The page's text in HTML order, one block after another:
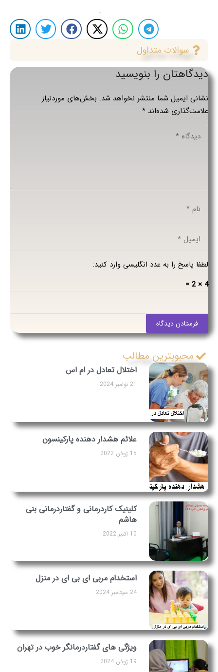
میرداماد
سوالات متداول
دیدگاهتان را بنویسید
نشانی ایمیل شما منتشر نخواهد شد. بخش‌های موردنیاز
علامت‌گذاری شده‌اند *
لطفا پاسخ را به عدد انگلیسی وارد کنید:
4 × 2 =
فرستادن دیدگاه
محبوبترین مطالب
اختلال تعادل در ام اس
21 نوامبر 2024
علائم هشدار دهنده پارکینسون
15 ژوئن 2022
کلینیک کاردرمانی و گفتاردرمانی بنی
هاشم
10 اکتبر 2022
استخدام مربی ای بی ای در منزل
24 سپتامبر 2024
ویژگی های گفتاردرمانگر خوب در تهران
19 ژوئن 2024